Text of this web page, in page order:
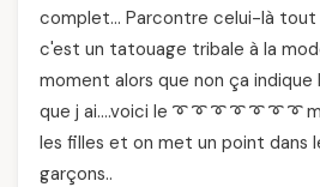
complet… Parcontre celui-là tout
c'est un tatouage tribale à la
moment alors que non ça
que j ai….voici le ➰ ➰ ➰ ➰ ➰ ➰
les filles et on met un point dans
garçons..